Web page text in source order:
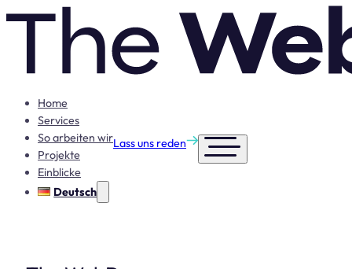
Home
Services
So arbeiten wir
Projekte
Einblicke
Deutsch
Lass uns reden